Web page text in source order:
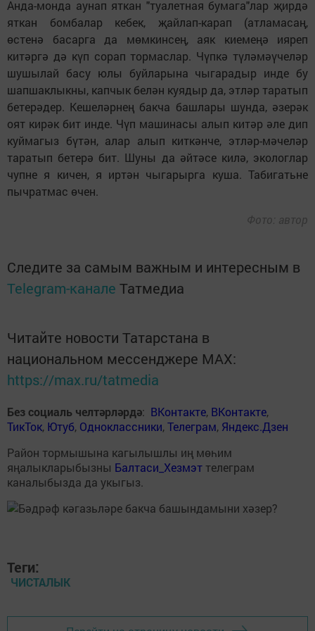
Анда-монда аунап яткан "туалетная бумага"лар җирдә
яткан бомбалар кебек, җайлап-карап (атламасаң,
өстенә басарга да мөмкинсең, аяк киемеңә ияреп
китәргә дә күп сорап тормаслар. Чүпкә түләмәүчеләр
шушылай басу юлы буйларына чыгарадыр инде бу
шапшаклыкны, капчык белән куядыр да, этләр таратып
бетерәдер. Кешеләрнең бакча башлары шунда, әзерәк
оят кирәк бит инде. Чүп машинасы алып китәр әле дип
куймагыз бүтән, алар алып киткәнче, этләр-мәчеләр
таратып бетерә бит. Шуны да әйтәсе килә, экологлар
чупне я кичен, я иртән чыгарырга куша. Табигатьне
пычратмас өчен.
Фото: автор
Следите за самым важным и интересным в
Telegram-канале Татмедиа
Читайте новости Татарстана в
национальном мессенджере MАХ:
https://max.ru/tatmedia
Без социаль челтәрләрдә: ВКонтакте, ВКонтакте,
ТикТок, Ютуб, Одноклассники,Телеграм, Яндекс.Дзен
Район тормышына кагылышлы иң мөһим
яңалыкларыбызны Балтаси_Хезмэт телеграм
каналыбызда да укыгыз.
Теги:
ЧИСТАЛЫК